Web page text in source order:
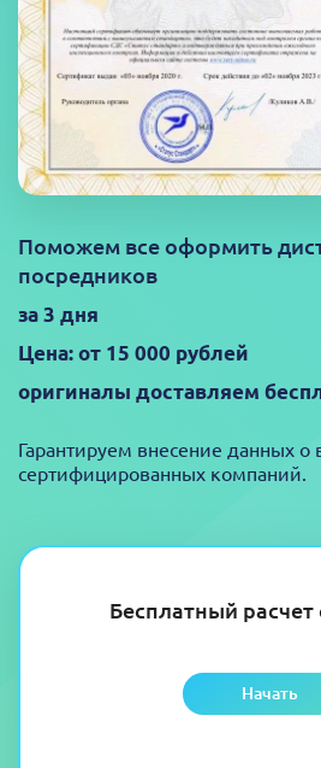
Бесплатный расчет
Начать
Поможем все оформить
посредников
за 3 дня
Цена: от 15 000 рублей
оригиналы доставляем
Гарантируем внесение данных о
сертифицированных компаний.